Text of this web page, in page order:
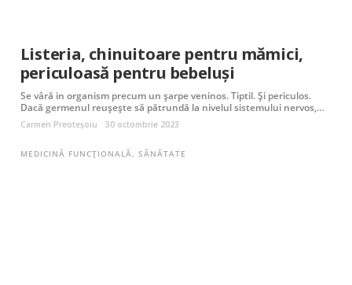
Listeria, chinuitoare pentru mămici,
periculoasă pentru bebeluși
Se vâră in organism precum un șarpe veninos. Tiptil. Și periculos.
Dacă germenul reușește să pătrundă la nivelul sistemului nervos,…
Carmen Preoteșoiu 30 octombrie 2023
MEDICINĂ FUNCȚIONALĂ, SĂNĂTATE